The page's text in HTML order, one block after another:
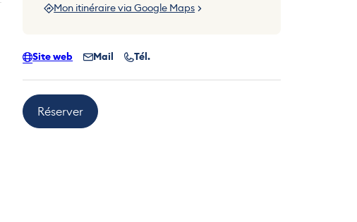
Mon itinéraire via Google Maps
Site web Mail Tél.
Réserver